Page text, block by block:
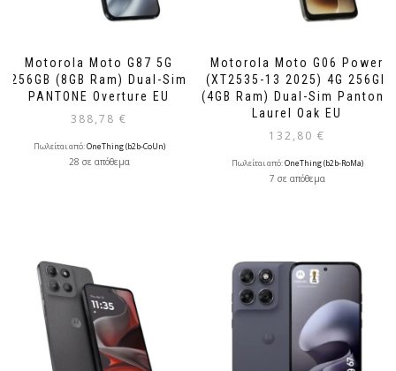
Motorola Moto G87 5G
256GB (8GB Ram) Dual-Sim
PANTONE Οverture EU
388,78 €
Πωλείται από:OneThing (b2b-CoUn)
28 σε απόθεμα
Motorola Moto G06 Power
(XT2535-13 2025) 4G 256GB
(4GB Ram) Dual-Sim Pantone
Laurel Oak EU
132,80 €
Πωλείται από:OneThing (b2b-RoMa)
7 σε απόθεμα